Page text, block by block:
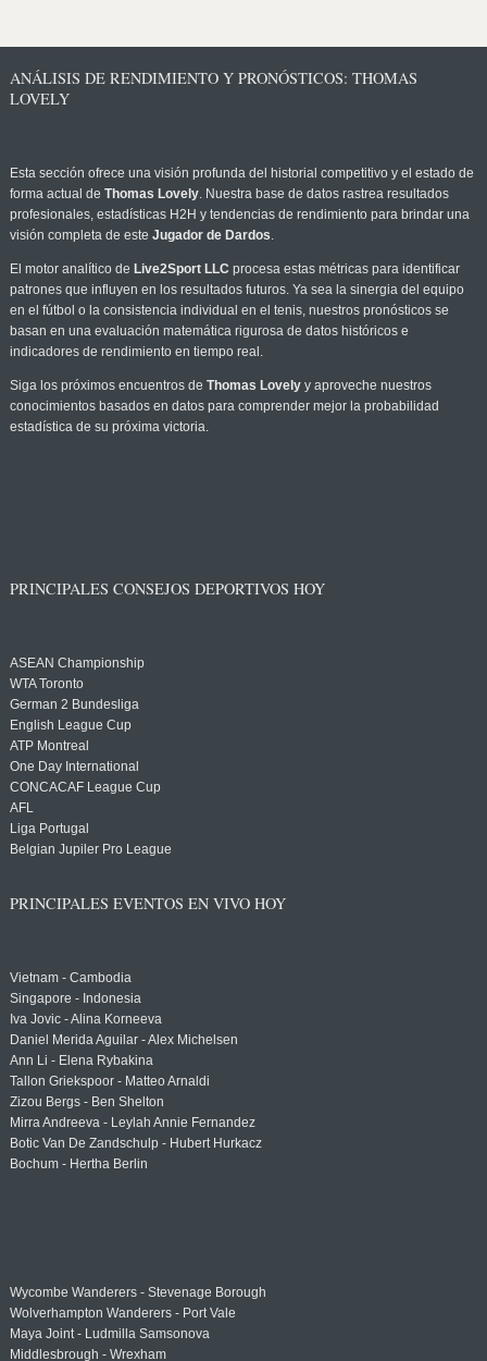
ANÁLISIS DE RENDIMIENTO Y PRONÓSTICOS: THOMAS
LOVELY
Esta sección ofrece una visión profunda del historial competitivo y el estado de
forma actual de Thomas Lovely. Nuestra base de datos rastrea resultados
profesionales, estadísticas H2H y tendencias de rendimiento para brindar una
visión completa de este Jugador de Dardos.
El motor analítico de Live2Sport LLC procesa estas métricas para identificar
patrones que influyen en los resultados futuros. Ya sea la sinergia del equipo
en el fútbol o la consistencia individual en el tenis, nuestros pronósticos se
basan en una evaluación matemática rigurosa de datos históricos e
indicadores de rendimiento en tiempo real.
Siga los próximos encuentros de Thomas Lovelyy aproveche nuestros
conocimientos basados en datos para comprender mejor la probabilidad
estadística de su próxima victoria.
PRINCIPALES CONSEJOS DEPORTIVOS HOY
ASEAN Championship
WTA Toronto
German 2 Bundesliga
English League Cup
ATP Montreal
One Day International
CONCACAF League Cup
AFL
Liga Portugal
Belgian Jupiler Pro League
PRINCIPALES EVENTOS EN VIVO HOY
Vietnam - Cambodia
Singapore - Indonesia
Iva Jovic - Alina Korneeva
Daniel Merida Aguilar - Alex Michelsen
Ann Li - Elena Rybakina
Tallon Griekspoor - Matteo Arnaldi
Zizou Bergs - Ben Shelton
Mirra Andreeva - Leylah Annie Fernandez
Botic Van De Zandschulp - Hubert Hurkacz
Bochum - Hertha Berlin
Wycombe Wanderers - Stevenage Borough
Wolverhampton Wanderers - Port Vale
Maya Joint - Ludmilla Samsonova
Middlesbrough - Wrexham